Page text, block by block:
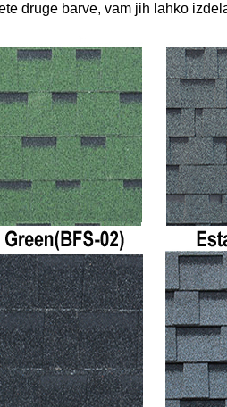
druge barve, vam jih lahko